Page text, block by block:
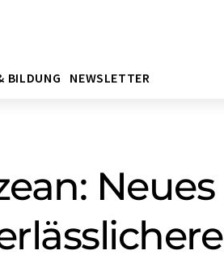
BILDUNG NEWSLETTER
Neues